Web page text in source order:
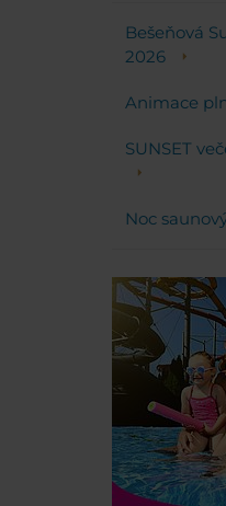
Bešeňová
2026
Animace
SUNSET
Noc